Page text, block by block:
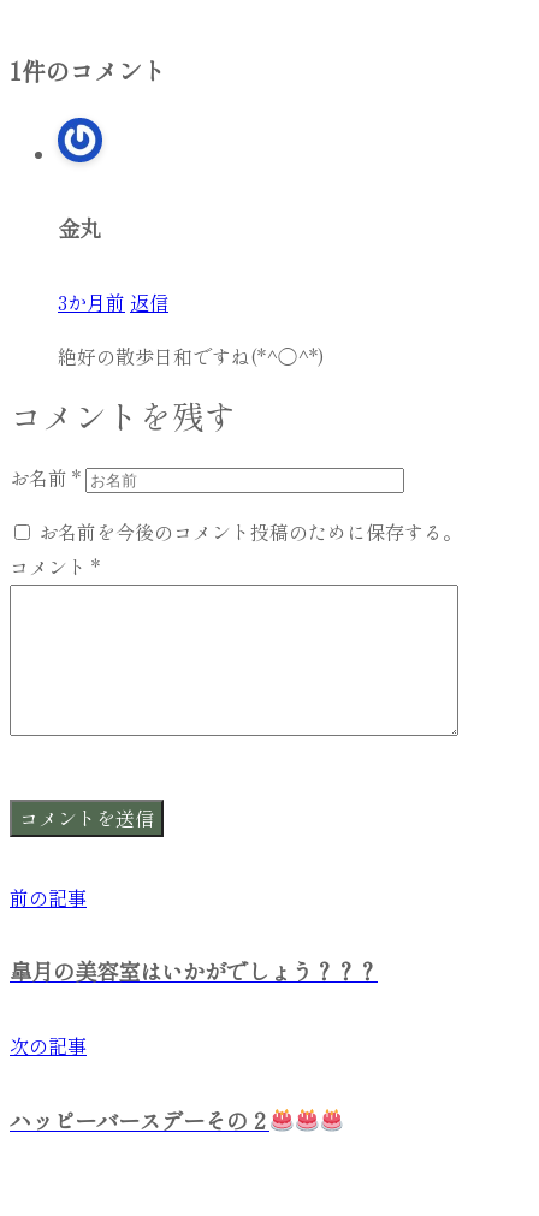
1件のコメント
金丸
3か月前 返信
絶好の散歩日和ですね(*^◯^*)
コメントを残す
お名前 *
お名前を今後のコメント投稿のために保存する。
コメント *
前の記事
皐月の美容室はいかがでしょう？？？
次の記事
ハッピーバースデーその２